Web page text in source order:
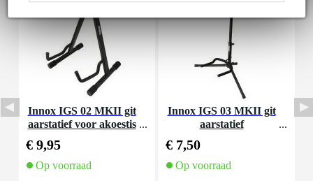
Innox IGS 02 MKII git
aarstatief voor akoestis
€ 9,95
Op voorraad
Innox IGS 03 MKII git
aarstatief
€ 7,50
Op voorraad